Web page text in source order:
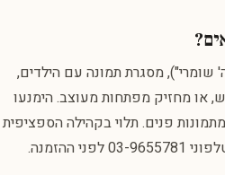
מסגרת תמונה עם הילדים,
או מחזיק מפתחות מעוצב. הימנעו
פנים. תלוי בקהילה הספציפית
ההזמנה.